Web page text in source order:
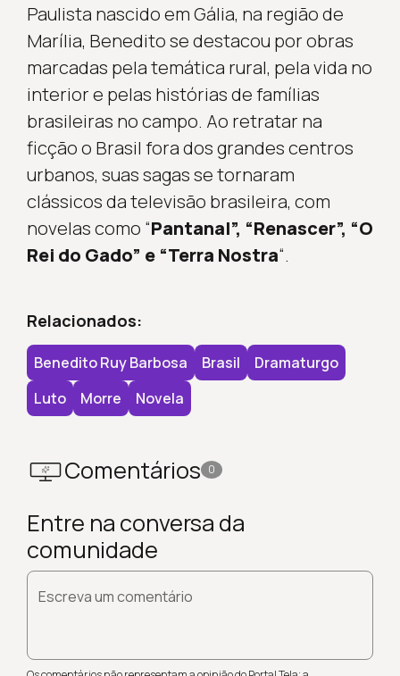
Paulista nascido em Gália, na região de
Marília, Benedito se destacou por obras
marcadas pela temática rural, pela vida no
interior e pelas histórias de famílias
brasileiras no campo. Ao retratar na
ficção o Brasil fora dos grandes centros
urbanos, suas sagas se tornaram
clássicos da televisão brasileira, com
novelas como “Pantanal”, “Renascer”, “O
Rei do Gado” e “Terra Nostra“.
Relacionados:
Benedito Ruy Barbosa Brasil
Dramaturgo
Luto
Morre Novela
Comentários 0
Entre na conversa da
comunidade
Escreva um comentário